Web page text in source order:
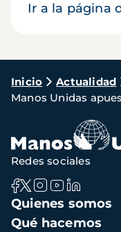
Ir a la página
Ruta
de
navegación
Inicio Actualidad
Manos Unidas
Navegación
principal
Quienes somos
Qué hacemos
Redes sociales